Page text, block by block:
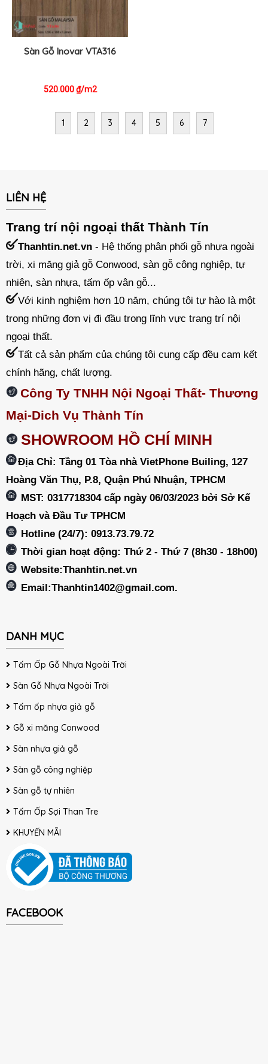
Sàn Gỗ Inovar VTA316
520.000₫/m2
1 2 3 4 5 6 7
LIÊN HỆ
Trang trí nội ngoại thất Thành Tín
Thanhtin.net.vn - Hệ thống phân phối gỗ nhựa ngoài
trời, xi măng giả gỗ Conwood, sàn gỗ công nghiệp, tự
nhiên, sàn nhựa, tấm ốp vân gỗ...
Với kinh nghiệm hơn 10 năm, chúng tôi tự hào là một
trong những đơn vị đi đầu trong lĩnh vực trang trí nội
ngoại thất.
Tất cả sản phẩm của chúng tôi cung cấp đều cam kết
chính hãng, chất lượng.
Công Ty TNHH Nội Ngoại Thất- Thương
Mại-Dich Vụ Thành Tín
SHOWROOM HỒ CHÍ MINH
Địa Chỉ: Tầng 01 Tòa nhà VietPhone Builing, 127
Hoàng Văn Thụ, P.8, Quận Phú Nhuận, TPHCM
MST: 0317718304 cấp ngày 06/03/2023 bởi Sở Kế
Hoạch và Đầu Tư TPHCM
Hotline (24/7): 0913.73.79.72
Thời gian hoạt động: Thứ 2 - Thứ 7 (8h30 - 18h00)
Website:Thanhtin.net.vn
Email:Thanhtin1402@gmail.com.
DANH MỤC
Tấm Ốp Gỗ Nhựa Ngoài Trời
Sàn Gỗ Nhựa Ngoài Trời
Tấm ốp nhựa giả gỗ
Gỗ xi măng Conwood
Sàn nhựa giả gỗ
Sàn gỗ công nghiệp
Sàn gỗ tự nhiên
Tấm Ốp Sợi Than Tre
KHUYẾN MÃI
FACEBOOK